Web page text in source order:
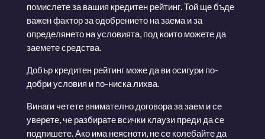
помислете за вашия кредитен рейтинг. Той ще бъде
важен фактор за одобрението на заема и за
определянето на условията, под които можете да
заемете средства.
Добър кредитен рейтинг може да ви осигури по-
добри условия и по-ниска лихва.
Винаги четете внимателно договора за заем и се
уверете, че разбирате всички клаузи преди да се
подпишете. Ако има неясноти, не се колебайте да